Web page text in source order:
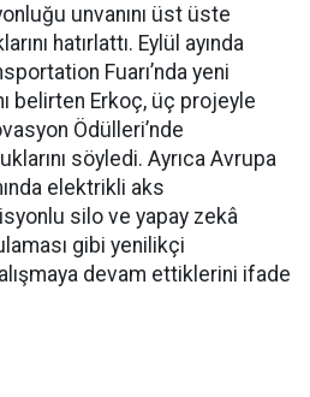
unvanını üst üste
hatırlattı. Eylül ayında
Fuarı’nda yeni
belirten Erkoç, üç projeyle
Ödülleri’nde
söyledi. Ayrıca Avrupa
elektrikli aks
silo ve yapay zekâ
gibi yenilikçi
devam ettiklerini ifade